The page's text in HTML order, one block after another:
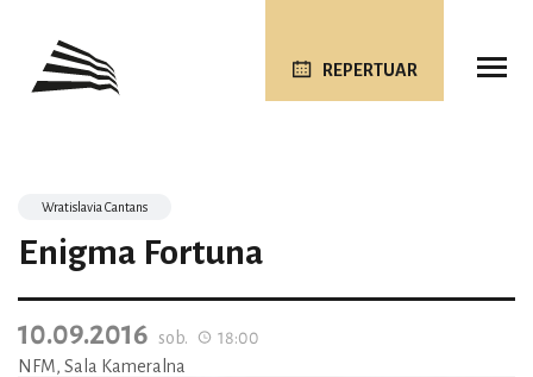
REPERTUAR
Wratislavia Cantans
Enigma Fortuna
10.09.2016 sob.
18:00
NFM, Sala Kameralna